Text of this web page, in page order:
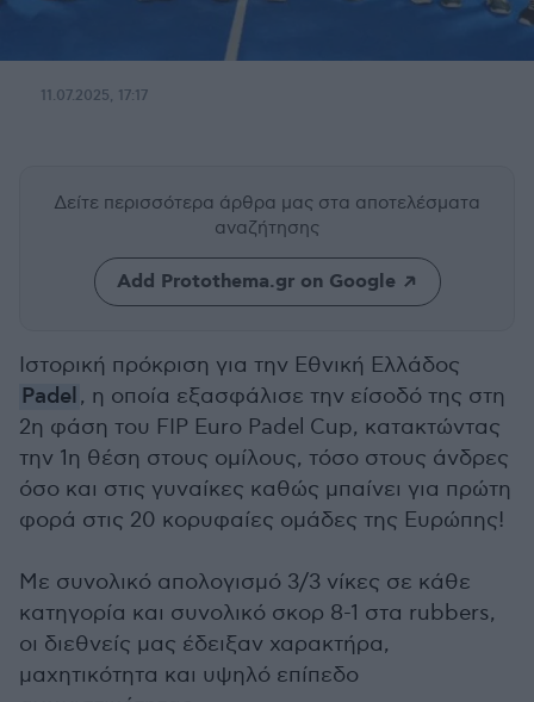
11.07.2025, 17:17
Δείτε περισσότερα άρθρα μας στα αποτελέσματα
αναζήτησης
Add Protothema.gr on Google
Ιστορική πρόκριση για την Εθνική Ελλάδος
Padel, η οποία εξασφάλισε την είσοδό της στη
2η φάση του FIP Euro Padel Cup, κατακτώντας
την 1η θέση στους ομίλους, τόσο στους άνδρες
όσο και στις γυναίκες καθώς μπαίνει για πρώτη
φορά στις 20 κορυφαίες ομάδες της Ευρώπης!
Με συνολικό απολογισμό 3/3 νίκες σε κάθε
κατηγορία και συνολικό σκορ 8-1 στα rubbers,
οι διεθνείς μας έδειξαν χαρακτήρα,
μαχητικότητα και υψηλό επίπεδο